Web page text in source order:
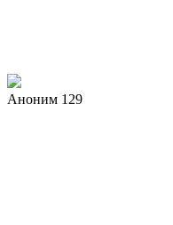
Аноним 129